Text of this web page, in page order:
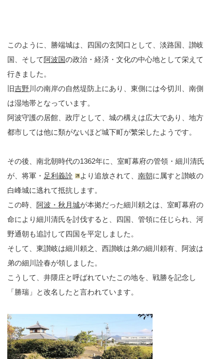
このように、勝端城は、四国の玄関口として、淡路国、讃岐
国、そして阿波国の政治・経済・文化の中心地として栄えて
行きました。
旧吉野川の南岸の自然堤防上にあり、東側には今切川、南側
は湿地帯となっています。
阿波守護の居館、政庁として、城の構えは広大であり、地方
都市しては他に類がないほど城下町が繁栄したようです。
その後、南北朝時代の1362年に、室町幕府の管領・細川清氏
が、将軍・ 足利義詮 より追放されて、 南朝に属すと讃岐の
白峰城に逃れて抵抗します。
この時、 阿波・秋月城が本拠だった細川頼之は、室町幕府の
命により細川清氏を討伐すると、四国、管領に任じられ、河
野通朝も追討して四国を平定しました。
そして、東讃岐は細川頼之、西讃岐は弟の細川頼有、阿波は
弟の細川詮春が領しました。
こうして、井隈庄と呼ばれていたこの地を、戦勝を記念し
「勝瑞」と改名したと言われています。